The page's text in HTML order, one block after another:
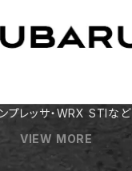
ンプレッサ・WRX STIなど
VIEW MORE